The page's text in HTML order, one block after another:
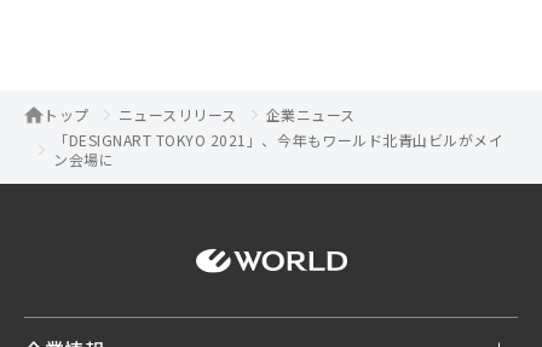
トップ ニュースリリース
企業ニュース
「DESIGNART TOKYO 2021」、今年もワールド北青山ビルがメイ
ン会場に